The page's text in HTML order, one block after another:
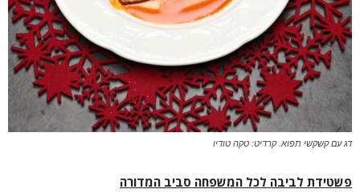
דג עם קשקשי תפוא. קרדיט: טקה טודיו
פשטידת לביבה לכל המשפחה סביב המדורה